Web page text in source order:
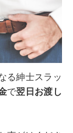
る紳士スラッ
で翌日お渡し